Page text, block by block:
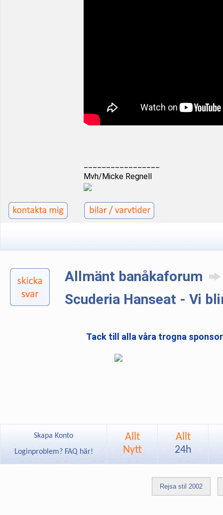
Mvh/Micke Regnell
Allmänt banåkaforum
Scuderia Hanseat - Vi
Tack till alla våra trogna
Skapa Konto
Loginproblem? FAQ här!
Allt
Nytt
Allt
24h
Rejsa stil 2002